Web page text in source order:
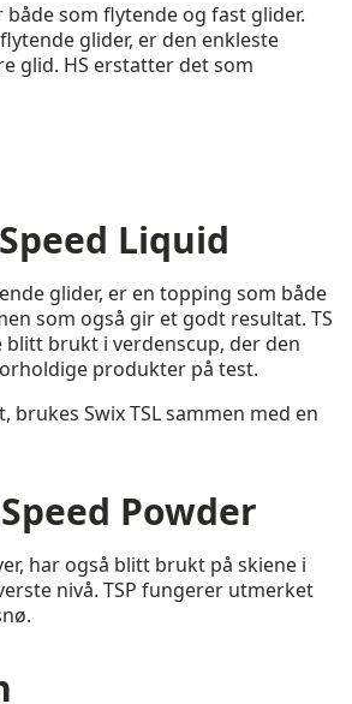
både som flytende og fast glider.
glider, er den enkleste
glid. HS erstatter det som
Liquid
glider, er en topping som både
som også gir et godt resultat. TS
blitt brukt i verdenscup, der den
produkter på test.
brukes Swix TSL sammen med en
Powder
har også blitt brukt på skiene i
nivå. TSP fungerer utmerket